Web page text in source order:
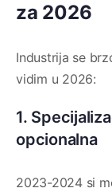
za 2026
Industrija se
vidim u 2026:
1.
opcionalna
2023-2024 si